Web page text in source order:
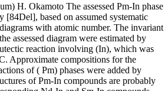
H. Okamoto The assessed Pm-In phase
[84Del], based on assumed systematic
with atomic number. The invariant
assessed diagram were estimated by
reaction involving (In), which was
Approximate compositions for the
of ( Pm) phases were added by
of Pm-In compounds are probably